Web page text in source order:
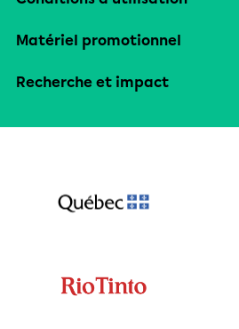
Matériel promotionnel
Recherche et impact